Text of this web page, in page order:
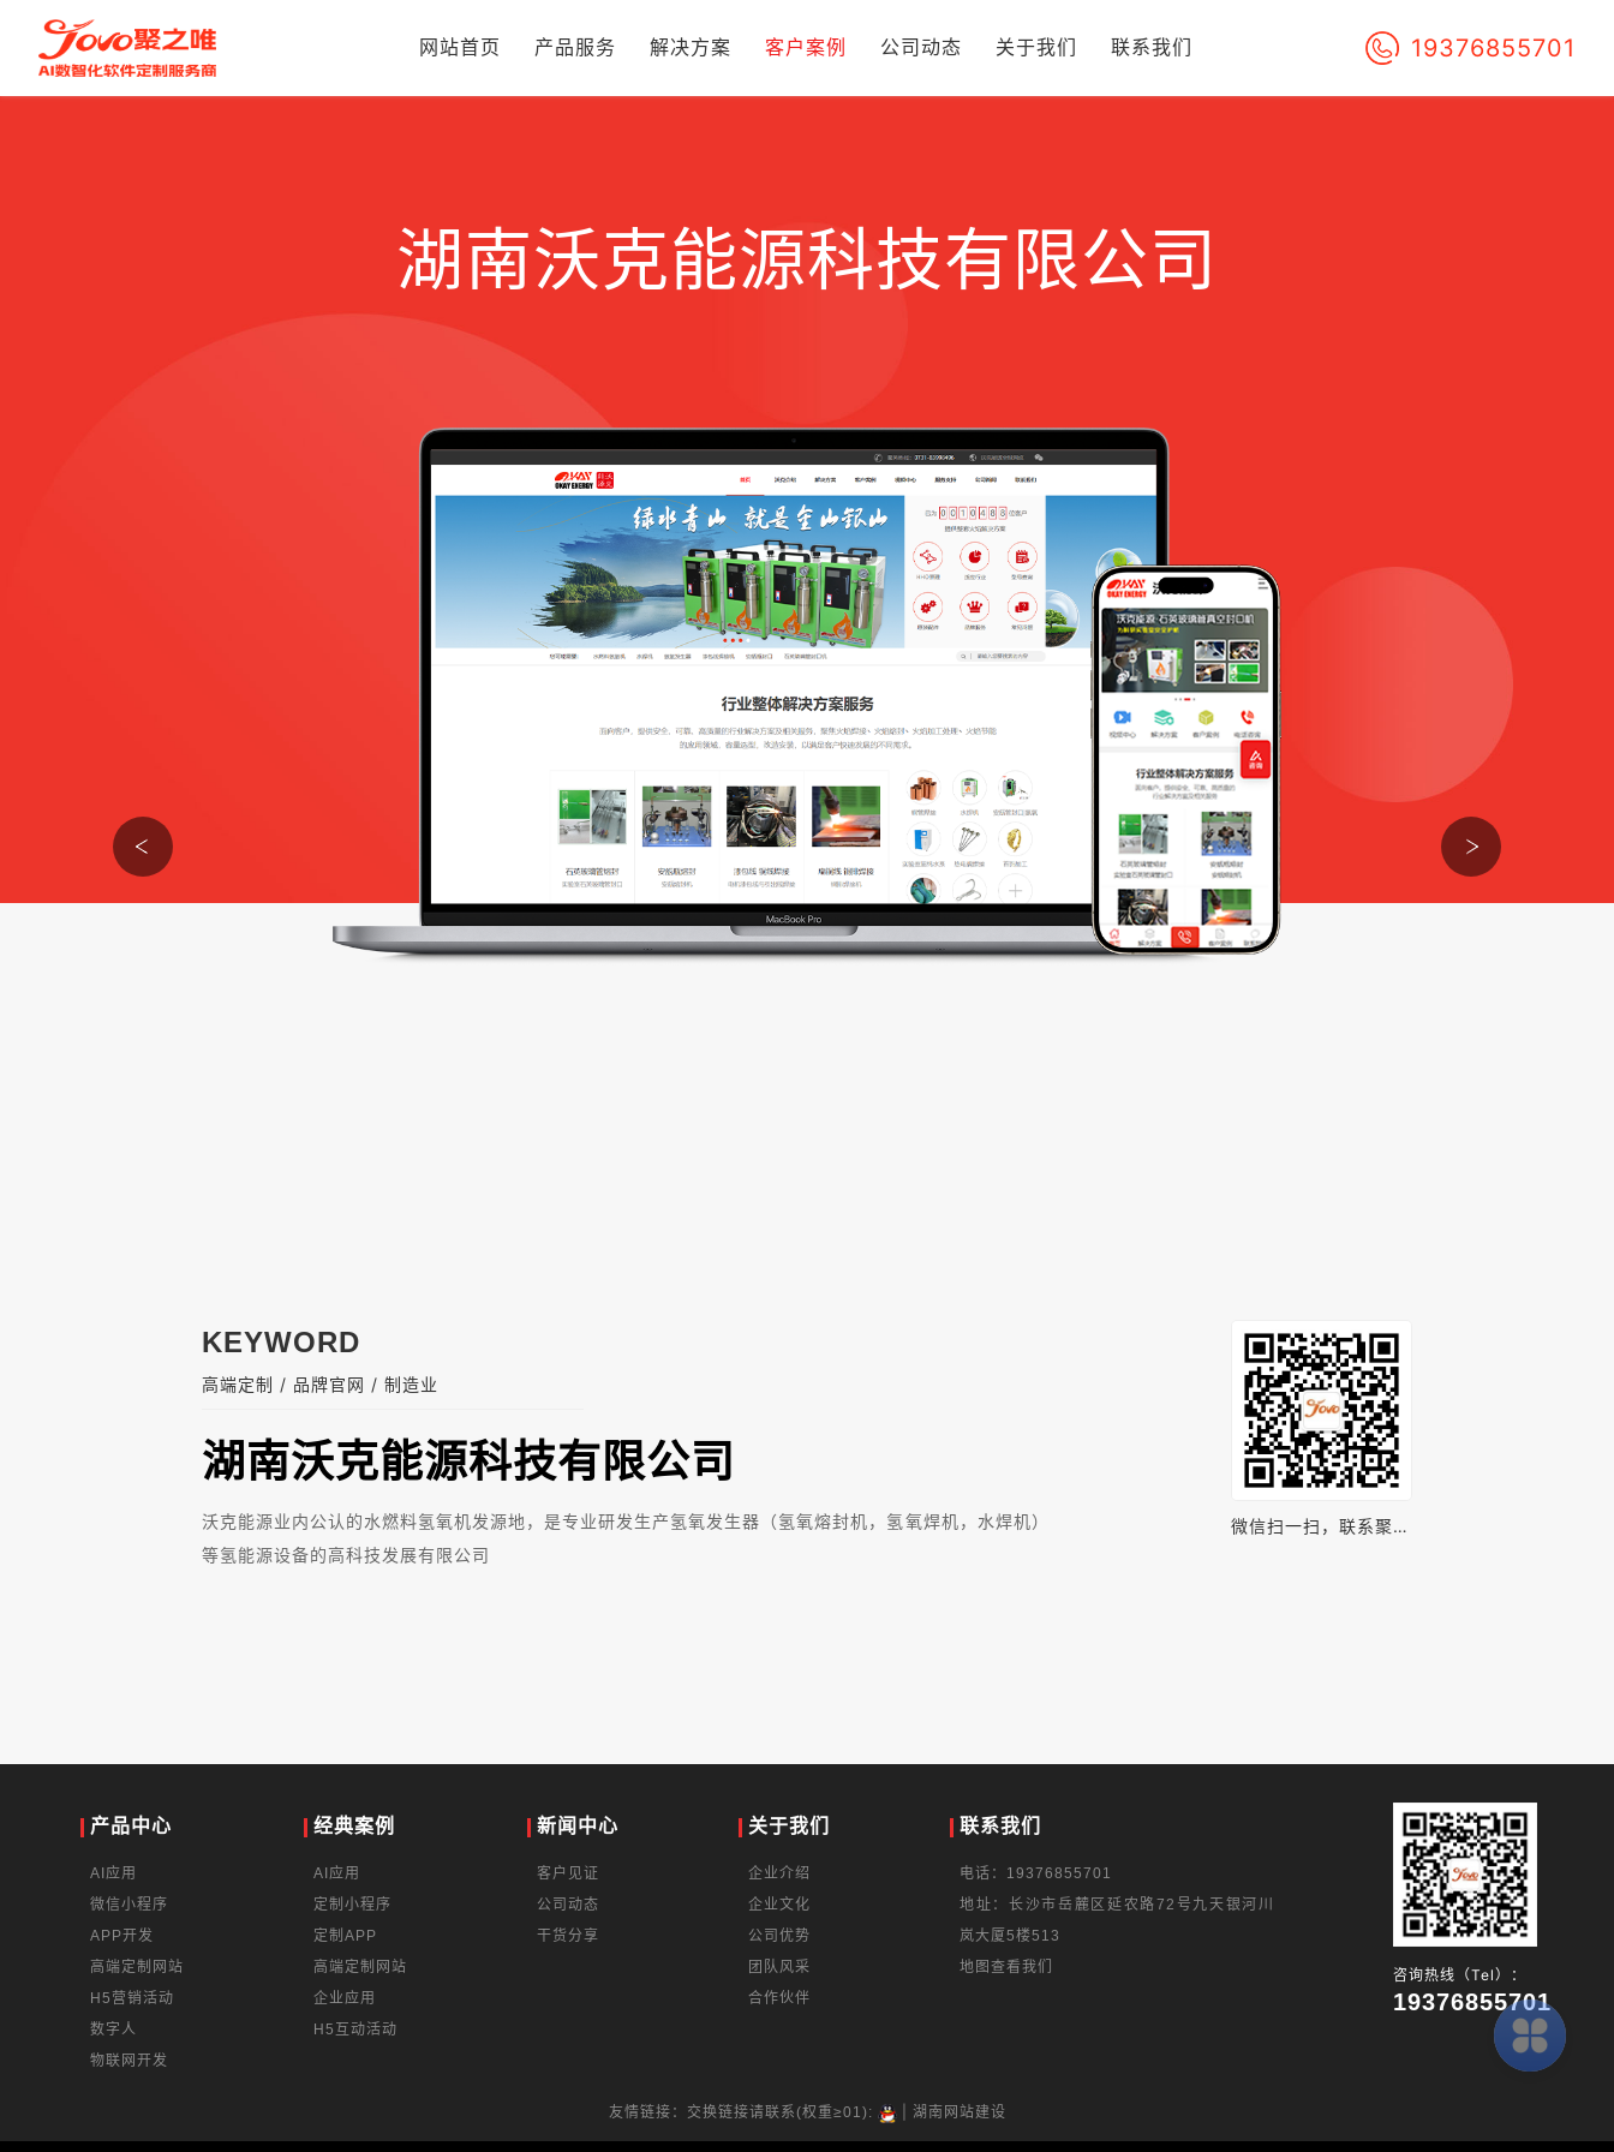
网站首页 产品服务 解决方案 客户案例 公司动态 关于我们 联系我们 19376855701
湖南沃克能源科技有限公司
KEYWORD
高端定制 / 品牌官网 / 制造业
湖南沃克能源科技有限公司
沃克能源业内公认的水燃料氢氧机发源地，是专业研发生产氢氧发生器（氢氧熔封机，氢氧焊机，水焊机）
等氢能源设备的高科技发展有限公司
微信扫一扫，联系聚之
产品中心
AI应用
微信小程序
APP开发
高端定制网站
H5营销活动
数字人
物联网开发
经典案例
AI应用
定制小程序
定制APP
高端定制网站
企业应用
H5互动活动
新闻中心
客户见证
公司动态
干货分享
关于我们
企业介绍
企业文化
公司优势
团队风采
合作伙伴
联系我们
电话：19376855701
地址：长沙市岳麓区延农路72号九天银河川
岚大厦5楼513
地图查看我们
咨询热线（Tel）：
19376855701
友情链接：交换链接请联系(权重≥01): 湖南网站建设